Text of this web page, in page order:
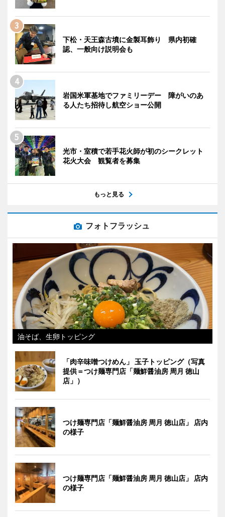
下松・天王森古墳に金製耳飾り 県内初確
認、一般向け説明会も
岩国米軍基地でファミリーデー 障がいのあ
る人たち招待し航空ショー公開
光市・室積で若手花火師が初のシークレット
花火大会 観覧者を募集
もっと見る
フォトフラッシュ
油そば、生卵トッピング
「肉辛味噌つけめん」 玉子トッピング（写真
提供＝つけ麺専門店「麺鮮醤油房 周月 徳山
店」）
つけ麺専門店「麺鮮醤油房 周月 徳山店」 店内
の様子
つけ麺専門店「麺鮮醤油房 周月 徳山店」 店内
の様子